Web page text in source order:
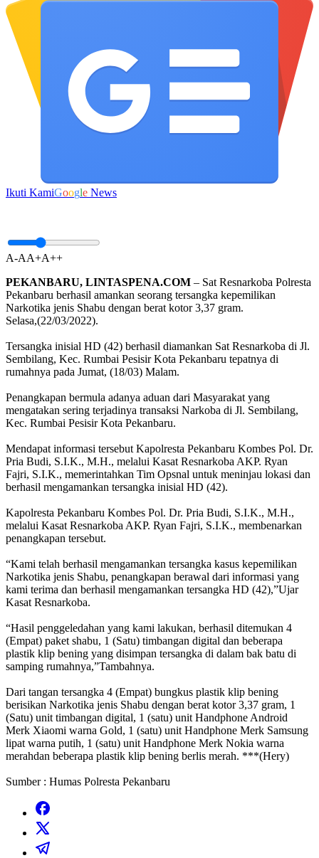
Ikuti KamiGoogle News
A-AA+A++
PEKANBARU, LINTASPENA.COM – Sat Resnarkoba Polresta
Pekanbaru berhasil amankan seorang tersangka kepemilikan
Narkotika jenis Shabu dengan berat kotor 3,37 gram.
Selasa,(22/03/2022).
Tersangka inisial HD (42) berhasil diamankan Sat Resnarkoba di Jl.
Sembilang, Kec. Rumbai Pesisir Kota Pekanbaru tepatnya di
rumahnya pada Jumat, (18/03) Malam.
Penangkapan bermula adanya aduan dari Masyarakat yang
mengatakan sering terjadinya transaksi Narkoba di Jl. Sembilang,
Kec. Rumbai Pesisir Kota Pekanbaru.
Mendapat informasi tersebut Kapolresta Pekanbaru Kombes Pol. Dr.
Pria Budi, S.I.K., M.H., melalui Kasat Resnarkoba AKP. Ryan
Fajri, S.I.K., memerintahkan Tim Opsnal untuk meninjau lokasi dan
berhasil mengamankan tersangka inisial HD (42).
Kapolresta Pekanbaru Kombes Pol. Dr. Pria Budi, S.I.K., M.H.,
melalui Kasat Resnarkoba AKP. Ryan Fajri, S.I.K., membenarkan
penangkapan tersebut.
“Kami telah berhasil mengamankan tersangka kasus kepemilikan
Narkotika jenis Shabu, penangkapan berawal dari informasi yang
kami terima dan berhasil mengamankan tersangka HD (42),”Ujar
Kasat Resnarkoba.
“Hasil penggeledahan yang kami lakukan, berhasil ditemukan 4
(Empat) paket shabu, 1 (Satu) timbangan digital dan beberapa
plastik klip bening yang disimpan tersangka di dalam bak batu di
samping rumahnya,”Tambahnya.
Dari tangan tersangka 4 (Empat) bungkus plastik klip bening
berisikan Narkotika jenis Shabu dengan berat kotor 3,37 gram, 1
(Satu) unit timbangan digital, 1 (satu) unit Handphone Android
Merk Xiaomi warna Gold, 1 (satu) unit Handphone Merk Samsung
lipat warna putih, 1 (satu) unit Handphone Merk Nokia warna
merahdan beberapa plastik klip bening berlis merah. ***(Hery)
Sumber : Humas Polresta Pekanbaru